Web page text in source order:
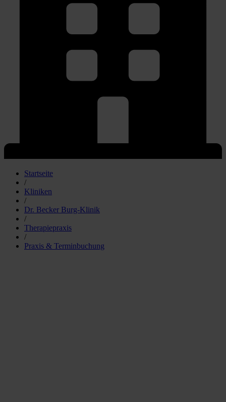
Startseite
/
Kliniken
/
Dr. Becker Burg-Klinik
/
Therapiepraxis
/
Praxis & Terminbuchung